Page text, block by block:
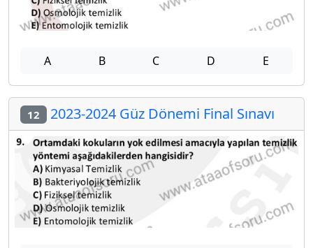
A B C D E
12 2023-2024 Güz Dönemi Final Sınavı